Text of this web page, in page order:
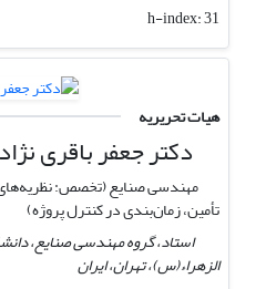
h-index:31
هیات تحریریه
دکتر جعفر باقری نژاد
مهندسی صنایع (تخصص:
تأمین، زمان‌بندی در کنترل پروژه)
استاد، گروه مهندسی صنایع،
الزهراء(س)، تهران، ایران